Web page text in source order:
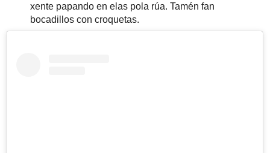
xente papando en elas pola rúa. Tamén fan
bocadillos con croquetas.